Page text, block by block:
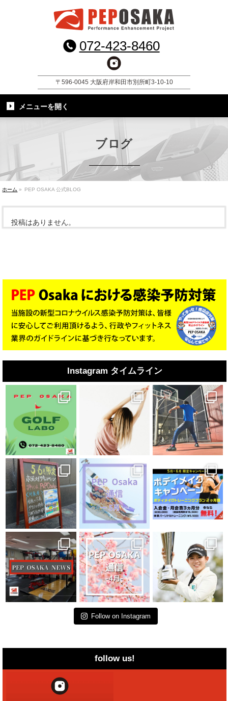
072-423-8460
〒596-0045 大阪府岸和田市別所町3-10-10
メニューを開く
ブログ
ホーム » PEP OSAKA 公式BLOG
投稿はありません。
Instagram タイムライン
Follow on Instagram
follow us!